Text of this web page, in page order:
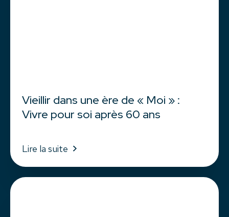
Vieillir dans une ère de « Moi » :
Vivre pour soi après 60 ans
Lire la suite